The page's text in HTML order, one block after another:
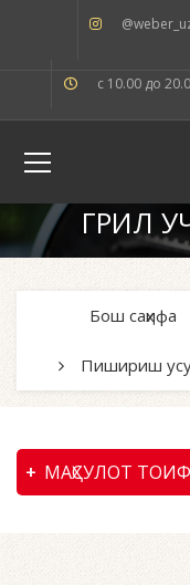
с 10.00 до
ГРИЛ
Бош саҳифа
Пишириш
МАҲСУЛОТ